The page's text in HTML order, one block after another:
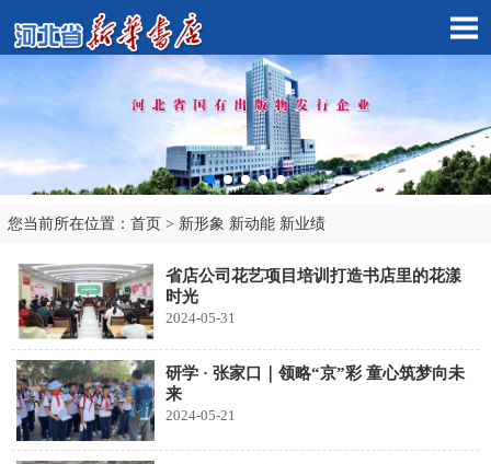
您当前所在位置： 首页 > 新形象 新动能 新业绩
省店公司花艺项目培训打造书店里的花漾
时光
2024-05-31
研学 · 张家口｜领略“京”彩 童心筑梦向未
来
2024-05-21